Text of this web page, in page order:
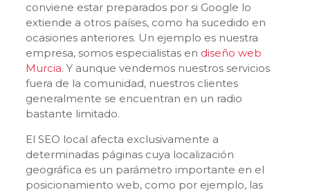
conviene estar preparados por si Google lo
extiende a otros países, como ha sucedido en
ocasiones anteriores. Un ejemplo es nuestra
empresa, somos especialistas en diseño web
Murcia. Y aunque vendemos nuestros servicios
fuera de la comunidad, nuestros clientes
generalmente se encuentran en un radio
bastante limitado.
El SEO local afecta exclusivamente a
determinadas páginas cuya localización
geográfica es un parámetro importante en el
posicionamiento web, como por ejemplo, las